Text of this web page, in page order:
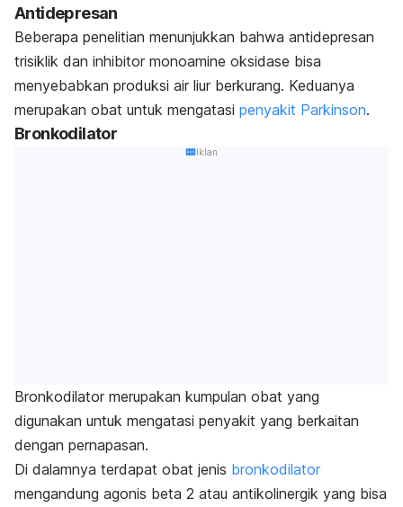
Antidepresan
Beberapa penelitian menunjukkan bahwa antidepresan
trisiklik dan inhibitor monoamine oksidase bisa
menyebabkan produksi air liur berkurang. Keduanya
merupakan obat untuk mengatasi penyakit Parkinson.
Bronkodilator
Iklan
Bronkodilator merupakan kumpulan obat yang
digunakan untuk mengatasi penyakit yang berkaitan
dengan pernapasan.
Di dalamnya terdapat obat jenis bronkodilator
mengandung agonis beta 2 atau antikolinergik yang bisa